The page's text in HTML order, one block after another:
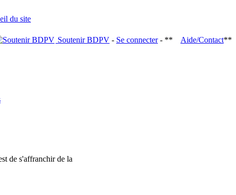
Soutenir BDPV - Se connecter- ** Aide/Contact**
de s'affranchir de la